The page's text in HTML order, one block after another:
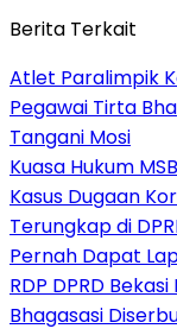
Berita Terkait
Atlet Paralimpik
Pegawai Tirta
Tangani Mosi
Kuasa Hukum
Kasus Dugaan
Terungkap di
Pernah Dapat
RDP DPRD
Bhagasasi